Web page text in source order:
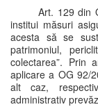
Art. 129 din
institui măsuri
acesta să se
patrimoniul,
colectarea”. Prin
aplicare a OG 92/
alt caz,
administrativ